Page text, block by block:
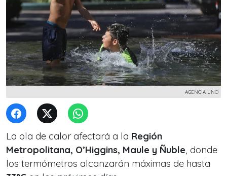
AGENCIA UNO
La ola de calor afectará a la Región
Metropolitana, O’Higgins, Maule y Ñuble, donde
los termómetros alcanzarán máximas de hasta